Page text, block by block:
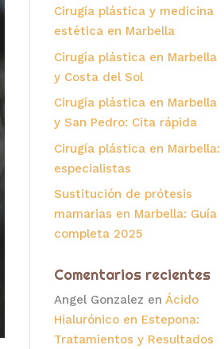
Cirugía plástica y medicina
estética en Marbella
Cirugía plástica en Marbella
y Costa del Sol
Cirugía plástica en Marbella
y San Pedro: Cita rápida
Cirugía plástica en Marbella:
especialistas
Sustitución de prótesis
mamarias en Marbella: Guía
completa 2025
Comentarios recientes
Angel Gonzalez en Ácido
Hialurónico en Estepona:
Tratamientos y Resultados